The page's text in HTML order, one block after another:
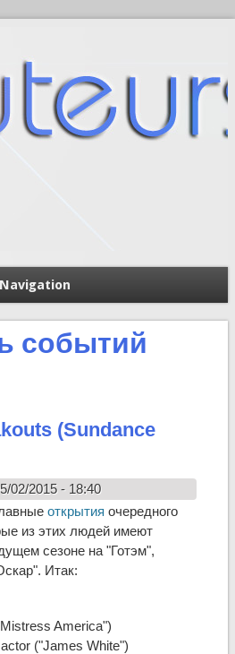
Navigation
событий
(Sundance
02/2015 - 18:40
открытия очередного
из этих людей имеют
сезоне на "Готэм",
Итак:
America")
("James White")